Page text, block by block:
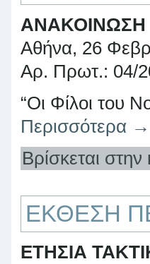
ΑΝΑΚΟΙΝΩΣΗ
Αθήνα, 26
Αρ. Πρωτ.: 04/
“Οι Φίλοι του
Περισσότερα →
Βρίσκεται στην
ΕΚΘΕΣΗ
ΕΤΗΣΙΑ